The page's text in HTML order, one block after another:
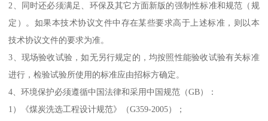
2、同时还必须满足、环保及其它方面新版的强制性标准和规范（规
定）。如果本技术协议文件中存在某些要求高于上述标准，则以本
技术协议文件的要求为准。
3、现场验收试验，如无另行规定的，均按照性能验收试验有关标准
进行，检验试验所使用的标准应由招标方确定。
4、环境保护必须遵循中国法律和采用中国规范（GB）：
1）《煤炭洗选工程设计规范》（G359-2005）；